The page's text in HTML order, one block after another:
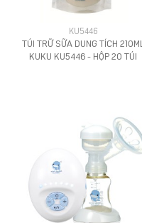
KU5446
TÚI TRỮ SỮA DUNG TÍCH 210ML
KUKU KU5446 - HỘP 20 TÚI